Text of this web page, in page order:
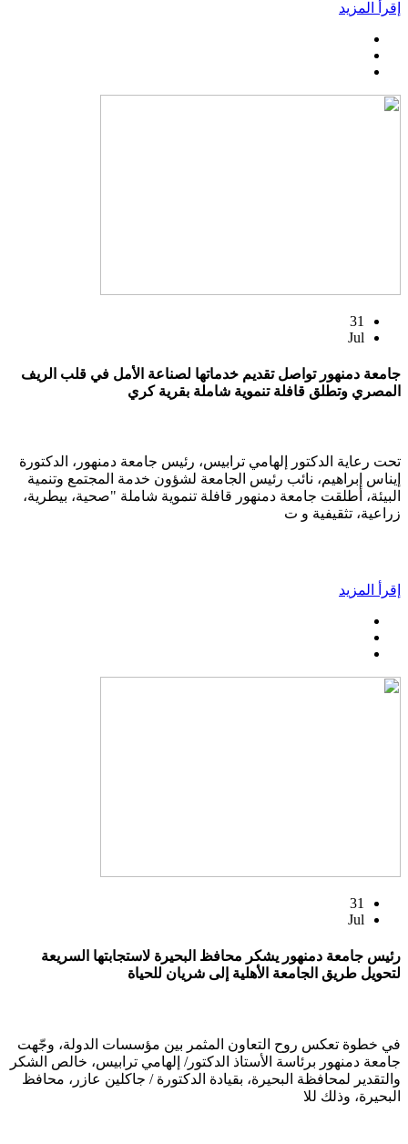
إقرأ المزيد
31
Jul
جامعة دمنهور تواصل تقديم خدماتها لصناعة الأمل في قلب الريف
المصري وتطلق قافلة تنموية شاملة بقرية كري
تحت رعاية الدكتور إلهامي ترابيس، رئيس جامعة دمنهور، الدكتورة
إيناس إبراهيم، نائب رئيس الجامعة لشؤون خدمة المجتمع وتنمية
البيئة، أطلقت جامعة دمنهور قافلة تنموية شاملة "صحية، بيطرية،
زراعية، تثقيفية و ت
إقرأ المزيد
31
Jul
رئيس جامعة دمنهور يشكر محافظ البحيرة لاستجابتها السريعة
لتحويل طريق الجامعة الأهلية إلى شريان للحياة
في خطوة تعكس روح التعاون المثمر بين مؤسسات الدولة، وجّهت
جامعة دمنهور برئاسة الأستاذ الدكتور/ إلهامي ترابيس، خالص الشكر
والتقدير لمحافظة البحيرة، بقيادة الدكتورة / جاكلين عازر، محافظ
البحيرة، وذلك للا